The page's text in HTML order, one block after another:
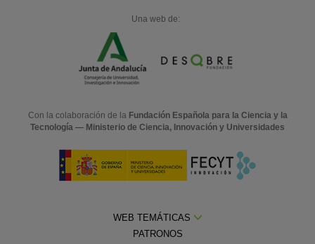
Una web de:
Con la colaboración de la Fundación Española para la Ciencia y la
Tecnología — Ministerio de Ciencia, Innovación y Universidades
WEB TEMÁTICAS
PATRONOS